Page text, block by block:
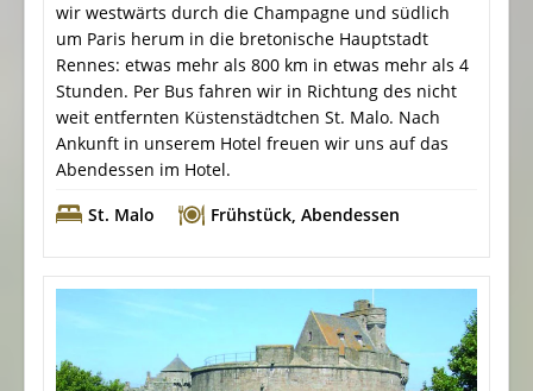
wir westwärts durch die Champagne und südlich
um Paris herum in die bretonische Hauptstadt
Rennes: etwas mehr als 800 km in etwas mehr als 4
Stunden. Per Bus fahren wir in Richtung des nicht
weit entfernten Küstenstädtchen St. Malo. Nach
Ankunft in unserem Hotel freuen wir uns auf das
Abendessen im Hotel.
St. Malo
Frühstück, Abendessen